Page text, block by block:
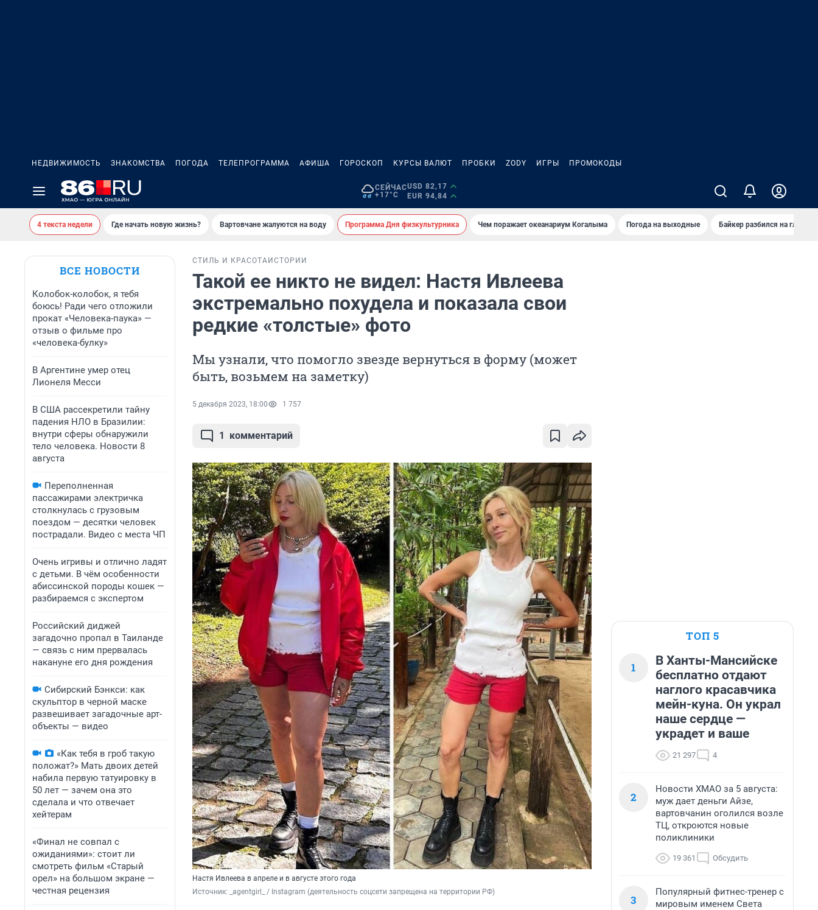
НЕДВИЖИМОСТЬ ЗНАКОМСТВА ПОГОДА ТЕЛЕПРОГРАММА АФИША ГОРОСКОП КУРСЫ ВАЛЮТ ПРОБКИ ZODY ИГРЫ ПРОМОКОДЫ
СЕЙЧАС
+17°C
USD 82,17
EUR 94,84
4 текста недели Где начать новую жизнь? Вартовчане жалуются на воду Программа Дня физкультурника Чем поражает океанариум Когалыма Погода на выходные Байкер разбился на глазах
ВСЕ НОВОСТИ
Колобок-колобок, я тебя
боюсь! Ради чего отложили
прокат «Человека-паука» —
отзыв о фильме про
«человека-булку»
В Аргентине умер отец
Лионеля Месси
В США рассекретили тайну
падения НЛО в Бразилии:
внутри сферы обнаружили
тело человека. Новости 8
августа
Переполненная
пассажирами электричка
столкнулась с грузовым
поездом — десятки человек
пострадали. Видео с места ЧП
Очень игривы и отлично ладят
с детьми. В чём особенности
абиссинской породы кошек —
разбираемся с экспертом
Российский диджей
загадочно пропал в Таиланде
— связь с ним прервалась
накануне его дня рождения
Сибирский Бэнкси: как
скульптор в черной маске
развешивает загадочные арт-
объекты — видео
«Как тебя в гроб такую
положат?» Мать двоих детей
набила первую татуировку в
50 лет — зачем она это
сделала и что отвечает
хейтерам
«Финал не совпал с
ожиданиями»: стоит ли
смотреть фильм «Старый
орел» на большом экране —
честная рецензия
СТИЛЬ И КРАСОТА ИСТОРИИ
Такой ее никто не видел: Настя Ивлеева
экстремально похудела и показала свои
редкие «толстые» фото
Мы узнали, что помогло звезде вернуться в форму (может
быть, возьмем на заметку)
5 декабря 2023, 18:00 1 757
1 комментарий
Настя Ивлеева в апреле и в августе этого года
Источник:
_agentgirl_ / Instagram (деятельность соцсети запрещена на территории РФ)
ТОП 5
1
В Ханты-Мансийске
бесплатно отдают
наглого красавчика
мейн-куна. Он украл
наше сердце —
украдет и ваше
21 297 4
2
Новости ХМАО за 5 августа:
муж дает деньги Айзе,
вартовчанин оголился возле
ТЦ, откроются новые
поликлиники
19 361 Обсудить
3
Популярный фитнес-тренер с
мировым именем Света